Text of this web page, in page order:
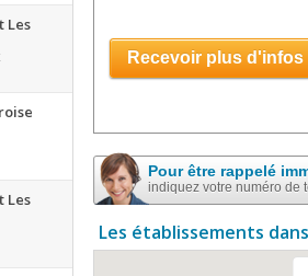
Les
Les
Recevoir plus d'infos
Pour être rappelé
indiquez votre numéro de
Les établissements